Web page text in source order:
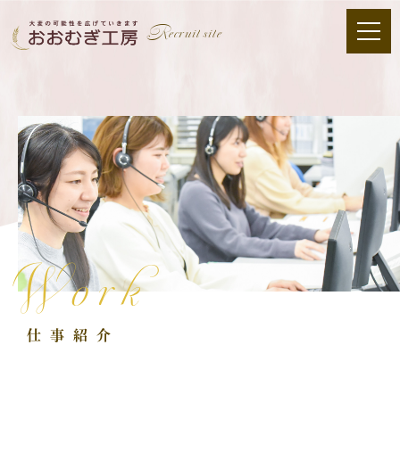
Recruit site
Work
仕事紹介